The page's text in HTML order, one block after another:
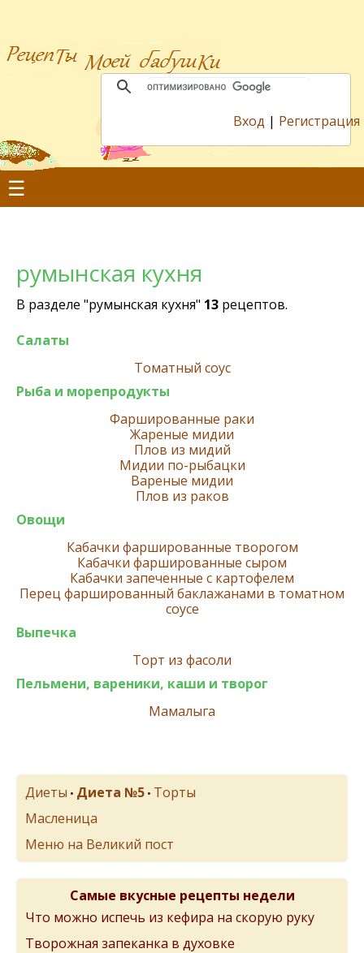
Вход | Регистрация
☰
румынская кухня
В разделе "румынская кухня" 13 рецептов.
Салаты
Томатный соус
Рыба и морепродукты
Фаршированные раки
Жареные мидии
Плов из мидий
Мидии по-рыбацки
Вареные мидии
Плов из раков
Овощи
Кабачки фаршированные творогом
Кабачки фаршированные сыром
Кабачки запеченные с картофелем
Перец фаршированный баклажанами в томатном
соусе
Выпечка
Торт из фасоли
Пельмени, вареники, каши и творог
Мамалыга
Диеты • Диета №5 • Торты
Масленица
Меню на Великий пост
Самые вкусные рецепты недели
Что можно испечь из кефира на скорую руку
Творожная запеканка в духовке